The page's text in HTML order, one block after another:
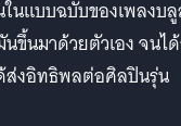
นแบบฉบับของเพลงบ
ขึ้นมาด้วยตัวเอง จนไ
ส่งอิทธิพลต่อศิลปินรุ่น